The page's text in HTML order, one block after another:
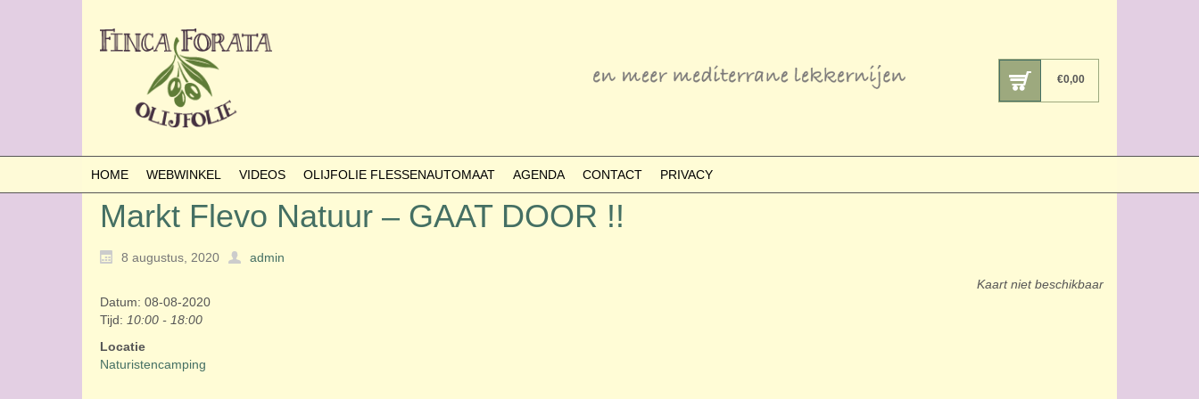
€0,00
HOME WEBWINKEL VIDEOS OLIJFOLIE FLESSENAUTOMAAT AGENDA CONTACT PRIVACY
Markt Flevo Natuur – GAAT DOOR !!
8 augustus, 2020
admin
Kaart niet beschikbaar
Datum: 08-08-2020
Tijd: 10:00 - 18:00
Locatie
Naturistencamping